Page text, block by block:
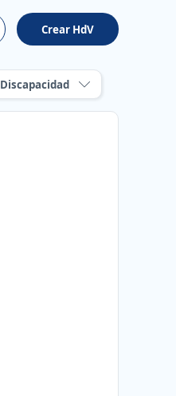
Crear HdV
Discapacidad